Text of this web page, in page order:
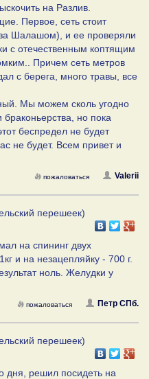
на Разлив.
Первое, сеть стоит
Шалашом), и ее проверяли
с отечественным коптящим
Причем сеть метров
с берега, много травы, все
Мы можем сколь угодно
но пока
беспредел не будет
не будет. Всем привет и
Valerii
пожаловаться
перешеек)
на спининг двух
и на незацепляйку - 700 г.
ноль. Желудки у
Петр СПб.
пожаловаться
перешеек)
дня, решил посидеть на